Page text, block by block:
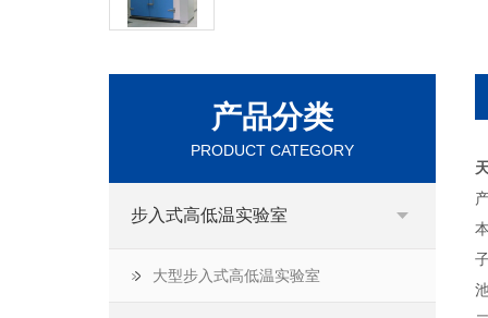
产品分类
PRODUCT CATEGORY
步入式高低温实验室
大型步入式高低温实验室